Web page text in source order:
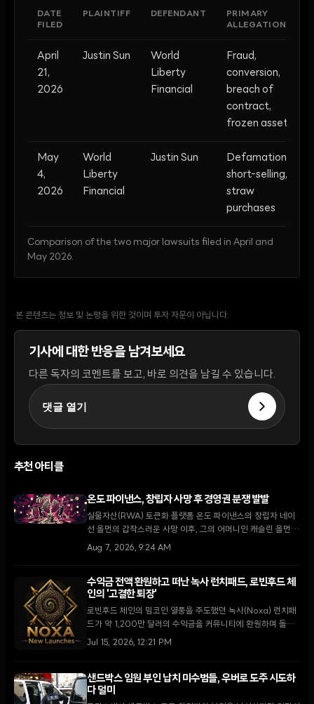
DATE
FILED
PLAINTIFF DEFENDANT
PRIMARY
ALLEGATIONS
April
21,
2026
Justin Sun
World
Liberty
Financial
Fraud,
conversion,
breach of
contract,
frozen assets
May
4,
2026
World
Liberty
Financial
Justin Sun
Defamation,
short-selling,
straw
purchases
Comparison of the two major lawsuits filed in April and
May 2026.
본 콘텐츠는 정보 및 논평을 위한 것이며 투자 자문이 아닙니다.
기사에 대한 반응을 남겨보세요
다른 독자의 코멘트를 보고, 바로 의견을 남길 수 있습니다.
댓글 열기
추천 아티클
온도 파이낸스, 창립자 사망 후 경영권 분쟁 발발
실물자산(RWA) 토큰화 플랫폼 온도 파이낸스의 창립자 네이
선 올먼의 갑작스러운 사망 이후, 그의 어머니인 캐슬린 올먼이
현 CEO 이안 디 보드의 해임을 요구하며 델라웨어 형평법 법
Aug 7, 2026, 9:24 AM
수익금 전액 환원하고 떠난 녹사 런치패드, 로빈후드 체
인의 '고결한 퇴장'
로빈후드 체인의 밈코인 열풍을 주도했던 녹사(Noxa) 런치패
드가 약 1,200만 달러의 수익금을 커뮤니티에 환원하며 돌연
운영을 중단했다. '러그 풀'이 난무하는 시장에서 이례적인 행
Jul 15, 2026, 12:21 PM
샌드박스 임원 부인 납치 미수범들, 우버로 도주 시도하
다 덜미